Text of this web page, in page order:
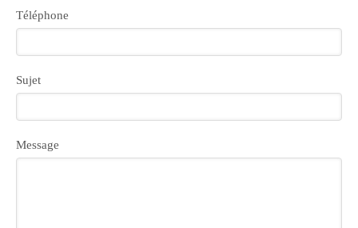
Téléphone
Sujet
Message